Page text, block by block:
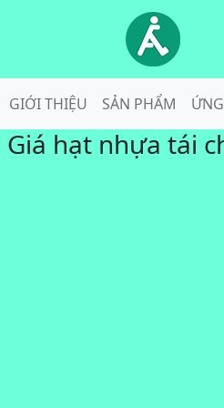
GIỚI THIỆU SẢN PHẨM
Giá hạt nhựa tái